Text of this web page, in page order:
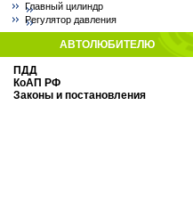
Главный цилиндр
Регулятор давления
АВТОЛЮБИТЕЛЮ
ПДД
КоАП РФ
Законы и постановления